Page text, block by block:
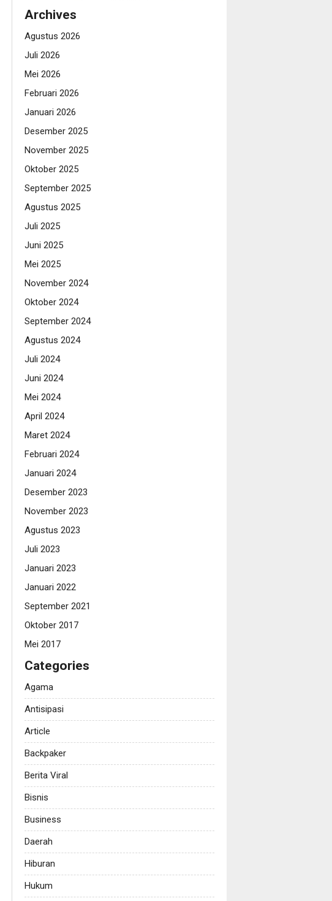
Archives
Agustus 2026
Juli 2026
Mei 2026
Februari 2026
Januari 2026
Desember 2025
November 2025
Oktober 2025
September 2025
Agustus 2025
Juli 2025
Juni 2025
Mei 2025
November 2024
Oktober 2024
September 2024
Agustus 2024
Juli 2024
Juni 2024
Mei 2024
April 2024
Maret 2024
Februari 2024
Januari 2024
Desember 2023
November 2023
Agustus 2023
Juli 2023
Januari 2023
Januari 2022
September 2021
Oktober 2017
Mei 2017
Categories
Agama
Antisipasi
Article
Backpaker
Berita Viral
Bisnis
Business
Daerah
Hiburan
Hukum